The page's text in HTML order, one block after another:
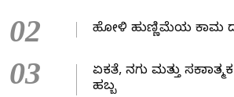
02 ಹೋಳಿ ಹುಣ್ಣಿಮೆಯ ಕಾಮ
03
ಏಕತೆ, ನಗು ಮತ್ತು
ಹಬ್ಬ